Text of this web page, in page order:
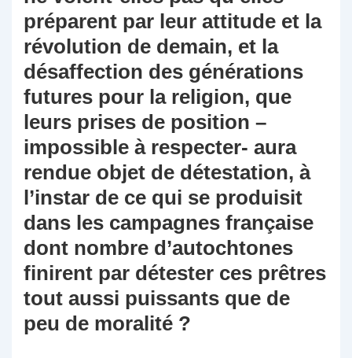
préparent par leur attitude et la
révolution de demain, et la
désaffection des générations
futures pour la religion, que
leurs prises de position –
impossible à respecter- aura
rendue objet de détestation, à
l’instar de ce qui se produisit
dans les campagnes française
dont nombre d’autochtones
finirent par détester ces prêtres
tout aussi puissants que de
peu de moralité ?